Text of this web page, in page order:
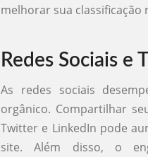
melhorar sua classificação
Redes Sociais e
As redes sociais
orgânico. Compartilhar
Twitter e LinkedIn pode
site. Além disso, o